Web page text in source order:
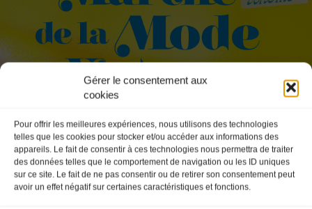
Gérer le consentement aux
cookies
Pour offrir les meilleures expériences, nous utilisons des technologies
telles que les cookies pour stocker et/ou accéder aux informations des
appareils. Le fait de consentir à ces technologies nous permettra de traiter
des données telles que le comportement de navigation ou les ID uniques
sur ce site. Le fait de ne pas consentir ou de retirer son consentement peut
avoir un effet négatif sur certaines caractéristiques et fonctions.
nepak-loisir-skates